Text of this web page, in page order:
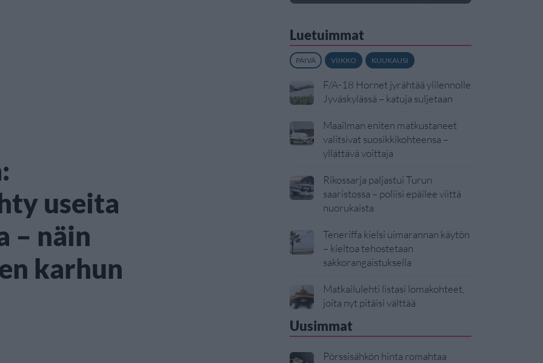
useita
– näin
karhun
Luetuimmat
PÄIVÄ VIIKKO KUUKAUSI
F/A-18 Hornet jyrähtää ylilennolle
Jyväskylässä – katuja suljetaan
Maailman eniten matkustaneet
valitsivat suosikkikohteensa –
yllättävä voittaja
Rikossarja paljastui Turun
saaristossa – poliisi epäilee viittä
nuorukaista
Teneriffa kielsi uimarannan käytön
– kieltoa tehostetaan
sakkorangaistuksella
Matkailulehti listasi lomakohteet,
joita nyt pitäisi välttää
Uusimmat
Pörssisähkön hinta romahtaa